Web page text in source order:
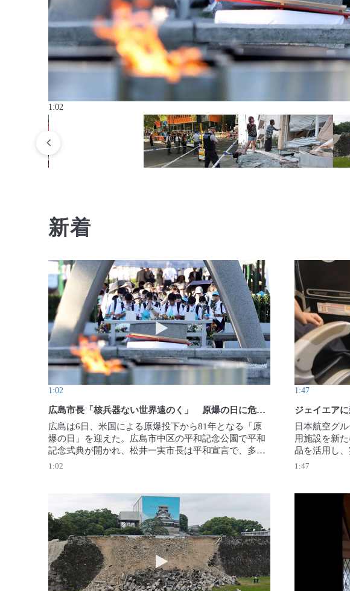
1:02
新着
動画を再生 広島市長「核兵器ない世界遠のく
1:02
広島市長「核兵器ない世界遠のく」 原爆の日に危機感訴え
広島は6日、米国による原爆投下から81年となる「原
爆の日」を迎えた。広島市中区の平和記念公園で平和
記念式典が開かれ、松井一実市長は平和宣言で、多く
の為政者が核抑止力に依存し続け、核兵器のない世界
上げるための行動を起こす必要がある」と市民社会に
呼びかけた。【撮影・西村剛】2026年8月6日公開
1:02
1:47
ジェイエア
日本航空グ
用施設を新
品を活用し
【撮影・中村
1:47
動画を再生 熊本地震1週間 被災の熊本城をドロ